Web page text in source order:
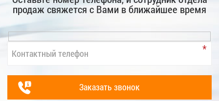
продаж свяжется с Вами в ближайшее время